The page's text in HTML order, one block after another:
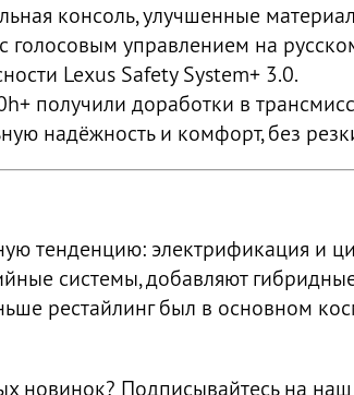
консоль, улучшенные
голосовым управлением на
Lexus Safety System+ 3.0.
получили доработки в
надёжность и комфорт, без
тенденцию: электрификация и
системы, добавляют
рестайлинг был в основном
новинок? Подписывайтесь на наш